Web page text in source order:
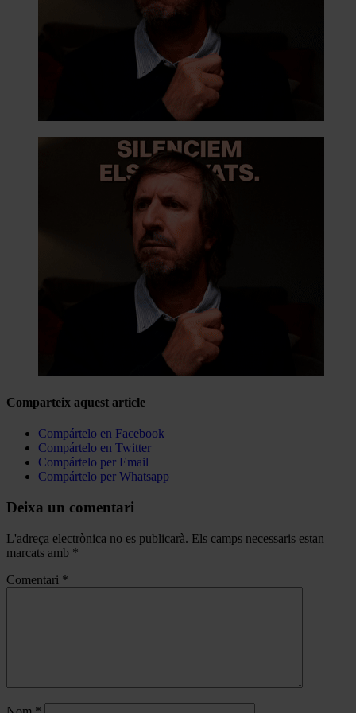
Comparteix aquest article
Compártelo en Facebook
Compártelo en Twitter
Compártelo per Email
Compártelo per Whatsapp
Deixa un comentari
L'adreça electrònica no es publicarà. Els camps necessaris estan
marcats amb *
Comentari *